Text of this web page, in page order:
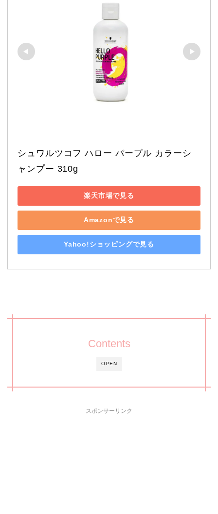
シュワルツコフ ハロー パープル カラーシ
ャンプー 310g
楽天市場で見る
Amazonで見る
Yahoo!ショッピングで見る
OPEN
Contents
スポンサーリンク